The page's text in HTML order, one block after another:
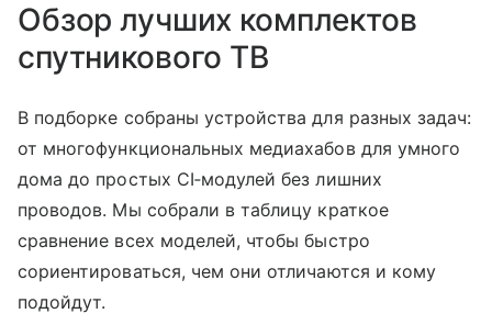
Обзор лучших комплектов
спутникового ТВ
В подборке собраны устройства для разных задач:
от многофункциональных медиахабов для умного
дома до простых CI‑модулей без лишних
проводов. Мы собрали в таблицу краткое
сравнение всех моделей, чтобы быстро
сориентироваться, чем они отличаются и кому
подойдут.